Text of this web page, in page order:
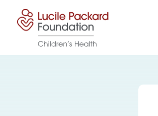
រំលងទៅមាតិកា